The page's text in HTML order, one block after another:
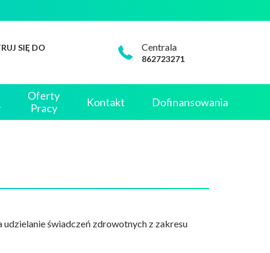
SIĘ DO
Centrala
862723271
Oferty
Pracy
Kontakt Dofinansowania
świadczeń zdrowotnych z zakresu